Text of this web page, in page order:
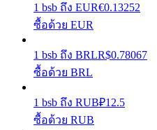
รับรางวัลการแข่งขันทุกวัน
1 bsb ถึง EUR€0.13252
ซื้อด้วย EUR
1 bsb ถึง BRLR$0.78067
ซื้อด้วย BRL
1 bsb ถึง RUB₽12.5
ซื้อด้วย RUB